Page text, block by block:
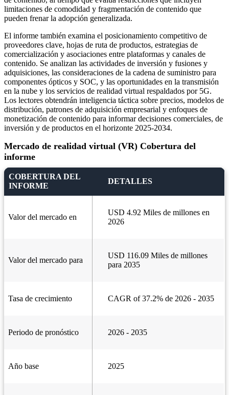
limitaciones de comodidad y fragmentación de contenido que
pueden frenar la adopción generalizada.
El informe también examina el posicionamiento competitivo de
proveedores clave, hojas de ruta de productos, estrategias de
comercialización y asociaciones entre plataformas y canales de
contenido. Se analizan las actividades de inversión y fusiones y
adquisiciones, las consideraciones de la cadena de suministro para
componentes ópticos y SOC, y las oportunidades en la transmisión
en la nube y los servicios de realidad virtual respaldados por 5G.
Los lectores obtendrán inteligencia táctica sobre precios, modelos de
distribución, patrones de adquisición empresarial y enfoques de
monetización de contenido para informar decisiones comerciales, de
inversión y de productos en el horizonte 2025-2034.
Mercado de realidad virtual (VR) Cobertura del
informe
COBERTURA DEL
INFORME
DETALLES
Valor del mercado en
USD 4.92 Miles de millones en
2026
Valor del mercado para
USD 116.09 Miles de millones
para 2035
Tasa de crecimiento CAGR of 37.2% de 2026 - 2035
Periodo de pronóstico 2026 - 2035
Año base 2025